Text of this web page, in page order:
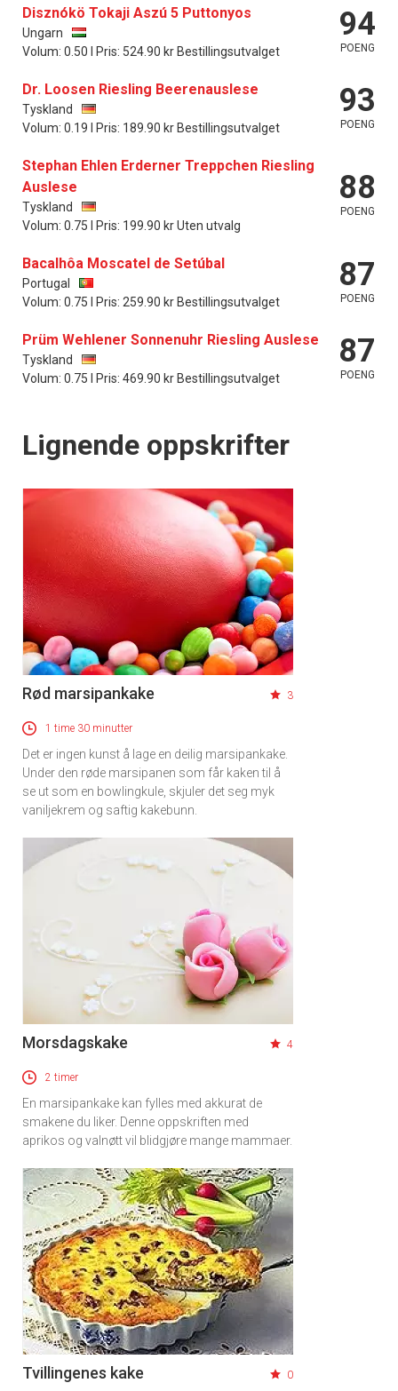
Disznókö Tokaji Aszú 5 Puttonyos
Ungarn
Volum: 0.50 l Pris: 524.90 kr Bestillingsutvalget
94
POENG
Dr. Loosen Riesling Beerenauslese
Tyskland
Volum: 0.19 l Pris: 189.90 kr Bestillingsutvalget
93
POENG
Stephan Ehlen Erderner Treppchen Riesling
Auslese
Tyskland
Volum: 0.75 l Pris: 199.90 kr Uten utvalg
88
POENG
Bacalhôa Moscatel de Setúbal
Portugal
Volum: 0.75 l Pris: 259.90 kr Bestillingsutvalget
87
POENG
Prüm Wehlener Sonnenuhr Riesling Auslese
Tyskland
Volum: 0.75 l Pris: 469.90 kr Bestillingsutvalget
87
POENG
Lignende oppskrifter
Rød marsipankake 3
1 time 30 minutter
Det er ingen kunst å lage en deilig marsipankake.
Under den røde marsipanen som får kaken til å
se ut som en bowlingkule, skjuler det seg myk
vaniljekrem og saftig kakebunn.
Morsdagskake 4
2 timer
En marsipankake kan fylles med akkurat de
smakene du liker. Denne oppskriften med
aprikos og valnøtt vil blidgjøre mange mammaer.
Tvillingenes kake 0